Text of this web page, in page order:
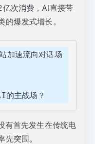
次消费，AI直接带
爆发式增长。
加速流向对话场
的主战场？
有首先发生在传统电
突围。